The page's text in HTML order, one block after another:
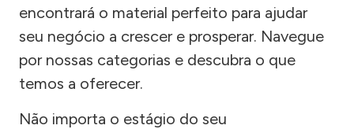
encontrará o material perfeito para ajudar
seu negócio a crescer e prosperar. Navegue
por nossas categorias e descubra o que
temos a oferecer.
Não importa o estágio do seu